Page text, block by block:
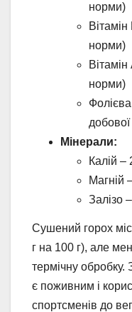
норми)
норми)
норми)
Мінерали:
Калій –
Магній
Залізо
Сушений горох
г на 100 г), але
термічну обробку.
є поживним і
спортсменів до